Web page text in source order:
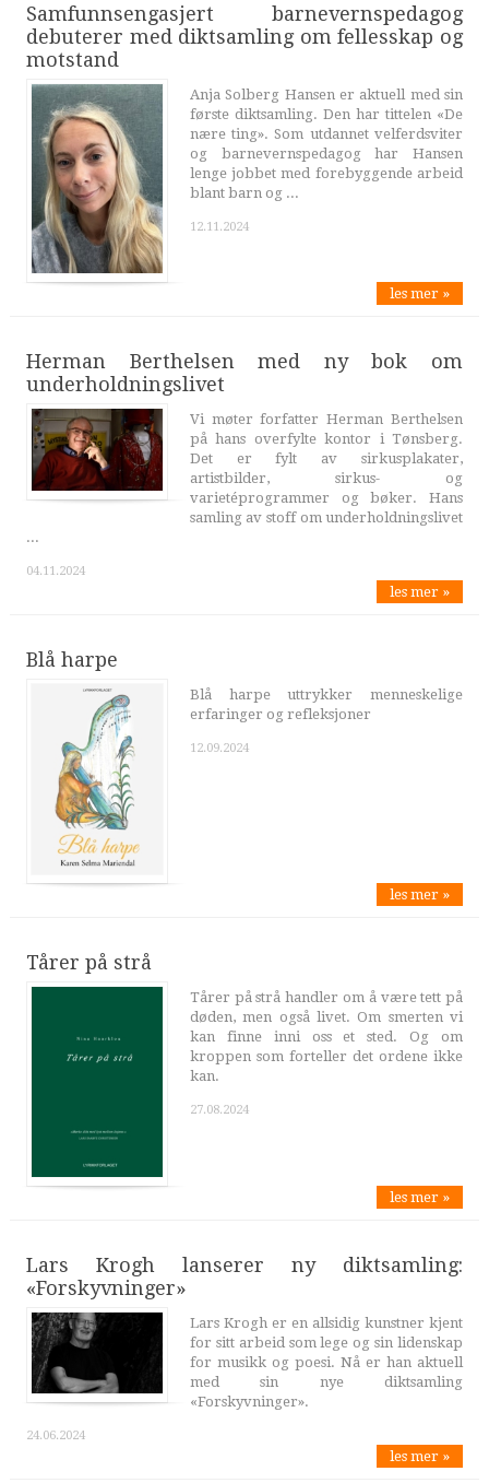
Samfunnsengasjert barnevernspedagog
debuterer med diktsamling om fellesskap og
motstand
Anja Solberg Hansen er aktuell med sin
første diktsamling. Den har tittelen «De
nære ting». Som utdannet velferdsviter
og barnevernspedagog har Hansen
lenge jobbet med forebyggende arbeid
blant barn og ...
12.11.2024
les mer »
Herman Berthelsen med ny bok om
underholdningslivet
Vi møter forfatter Herman Berthelsen
på hans overfylte kontor i Tønsberg.
Det er fylt av sirkusplakater,
artistbilder, sirkus- og
varietéprogrammer og bøker. Hans
samling av stoff om underholdningslivet
...
04.11.2024
les mer »
Blå harpe
Blå harpe uttrykker menneskelige
erfaringer og refleksjoner
12.09.2024
les mer »
Tårer på strå
Tårer på strå handler om å være tett på
døden, men også livet. Om smerten vi
kan finne inni oss et sted. Og om
kroppen som forteller det ordene ikke
kan.
27.08.2024
les mer »
Lars Krogh lanserer ny diktsamling:
«Forskyvninger»
Lars Krogh er en allsidig kunstner kjent
for sitt arbeid som lege og sin lidenskap
for musikk og poesi. Nå er han aktuell
med sin nye diktsamling
«Forskyvninger».
24.06.2024
les mer »